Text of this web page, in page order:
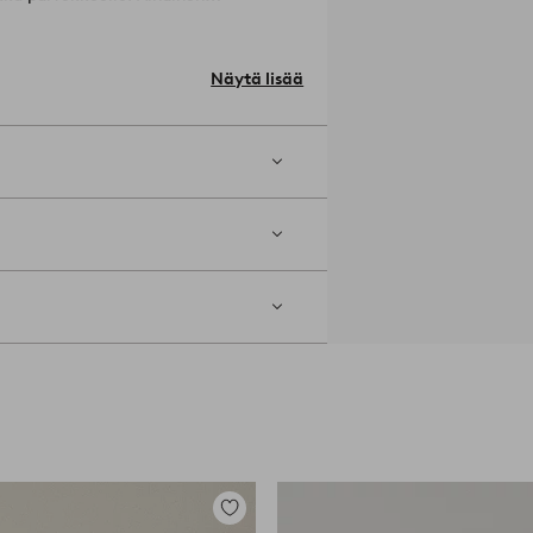
Näytä lisää
Lisää